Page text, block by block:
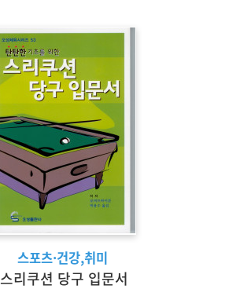
스포츠·건강,취미
스리쿠션 당구 입문서